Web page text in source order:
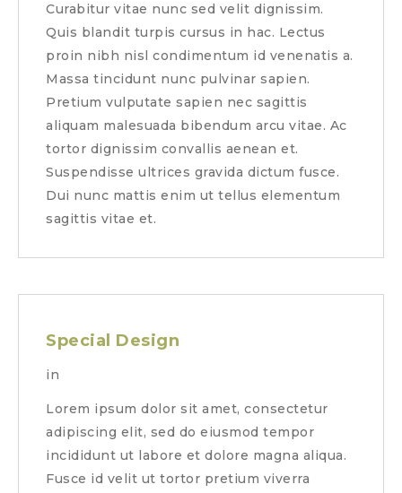
Curabitur vitae nunc sed velit dignissim.
Quis blandit turpis cursus in hac. Lectus
proin nibh nisl condimentum id venenatis a.
Massa tincidunt nunc pulvinar sapien.
Pretium vulputate sapien nec sagittis
aliquam malesuada bibendum arcu vitae. Ac
tortor dignissim convallis aenean et.
Suspendisse ultrices gravida dictum fusce.
Dui nunc mattis enim ut tellus elementum
sagittis vitae et.
Special Design
in
Lorem ipsum dolor sit amet, consectetur
adipiscing elit, sed do eiusmod tempor
incididunt ut labore et dolore magna aliqua.
Fusce id velit ut tortor pretium viverra